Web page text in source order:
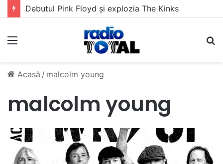
Debutul Pink Floyd și explozia The Kinks
Meniu
Acasă / malcolm young
malcolm young